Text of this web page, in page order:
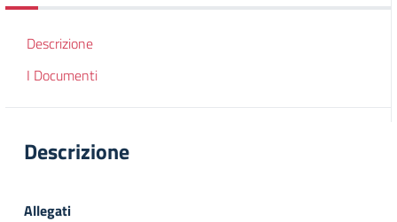
Descrizione
I Documenti
Descrizione
Allegati